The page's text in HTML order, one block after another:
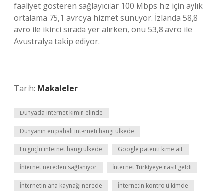
faaliyet gösteren sağlayıcılar 100 Mbps hız için aylık
ortalama 75,1 avroya hizmet sunuyor. İzlanda 58,8
avro ile ikinci sırada yer alırken, onu 53,8 avro ile
Avustralya takip ediyor.
Tarih: Makaleler
Dünyada internet kimin elinde
Dünyanın en pahalı interneti hangi ülkede
En güçlü internet hangi ülkede Google patenti kime ait
İnternet nereden sağlanıyor İnternet Türkiyeye nasıl geldi
İnternetin ana kaynağı nerede İnternetin kontrolü kimde